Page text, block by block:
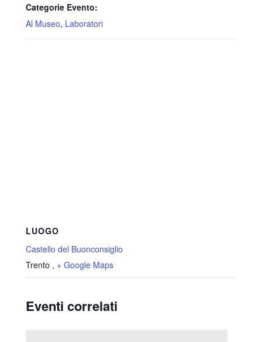
Categorie Evento:
Al Museo, Laboratori
LUOGO
Castello del Buonconsiglio
Trento , + Google Maps
Eventi correlati